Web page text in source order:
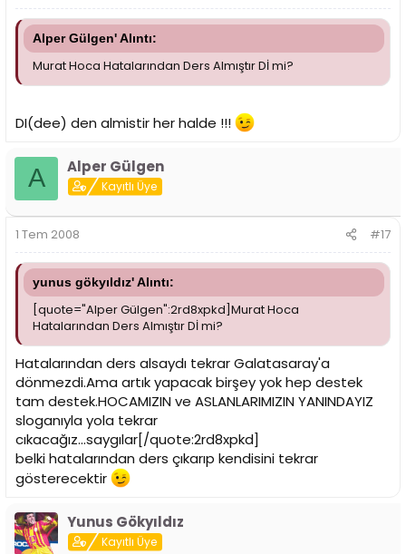
Alper Gülgen' Alıntı:
Murat Hoca Hatalarından Ders Almıştır Dİ mi?
DI(dee) den almistir her halde !!!
A Alper Gülgen
Kayıtlı Üye
1 Tem 2008 #17
yunus gökyıldız' Alıntı:
[quote="Alper Gülgen":2rd8xpkd]Murat Hoca
Hatalarından Ders Almıştır Dİ mi?
Hatalarından ders alsaydı tekrar Galatasaray'a
dönmezdi.Ama artık yapacak birşey yok hep destek
tam destek.HOCAMIZIN ve ASLANLARIMIZIN YANINDAYIZ
sloganıyla yola tekrar
cıkacağız...saygılar[/quote:2rd8xpkd]
belki hatalarından ders çıkarıp kendisini tekrar
gösterecektir
Yunus Gökyıldız
Kayıtlı Üye